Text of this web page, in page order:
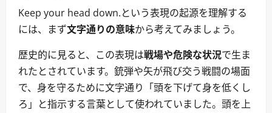
Keep your head down.という表現の起源を理解する
には、まず文字通りの意味から考えてみましょう。
歴史的に見ると、この表現は戦場や危険な状況で生ま
れたとされています。銃弾や矢が飛び交う戦闘の場面
で、身を守るために文字通り「頭を下げて身を低くし
ろ」と指示する言葉として使われていました。頭を上